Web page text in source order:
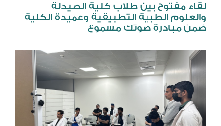
لقاء مفتوح بين طلاب كلية الصيدلة
والعلوم الطبية التطبيقية وعميدة الكلية
ضمن مبادرة صوتك مسموع